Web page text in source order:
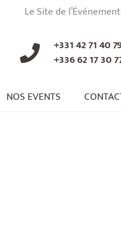
Le Site de
+331 42 71 40
+336 62 17 30
NOS EVENTS